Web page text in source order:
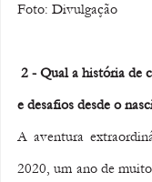
Foto: Divulgação
e desafios desde o
A aventura
2020, um ano de